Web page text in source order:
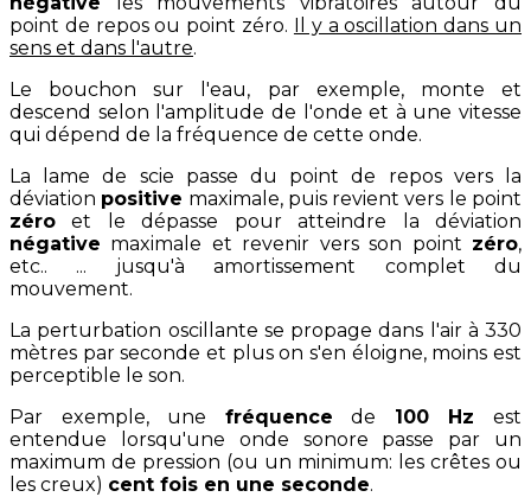
point de repos ou point zéro. Il y a oscillation dans un
sens et dans l'autre.
Le bouchon sur l'eau, par exemple, monte et
descend selon l'amplitude de l'onde et à une vitesse
qui dépend de la fréquence de cette onde.
La lame de scie passe du point de repos vers la
déviation positive maximale, puis revient vers le point
zéro et le dépasse pour atteindre la déviation
négative maximale et revenir vers son point zéro,
etc.. ... jusqu'à amortissement complet du
mouvement.
La perturbation oscillante se propage dans l'air à 330
mètres par seconde et plus on s'en éloigne, moins est
perceptible le son.
Par exemple, une fréquence de 100 Hz est
entendue lorsqu'une onde sonore passe par un
maximum de pression (ou un minimum: les crêtes ou
les creux) cent fois en une seconde.